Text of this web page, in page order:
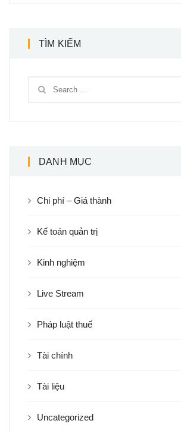
TÌM KIẾM
DANH MỤC
Chi phí – Giá thành
Kế toán quản trị
Kinh nghiệm
Live Stream
Pháp luật thuế
Tài chính
Tài liệu
Uncategorized